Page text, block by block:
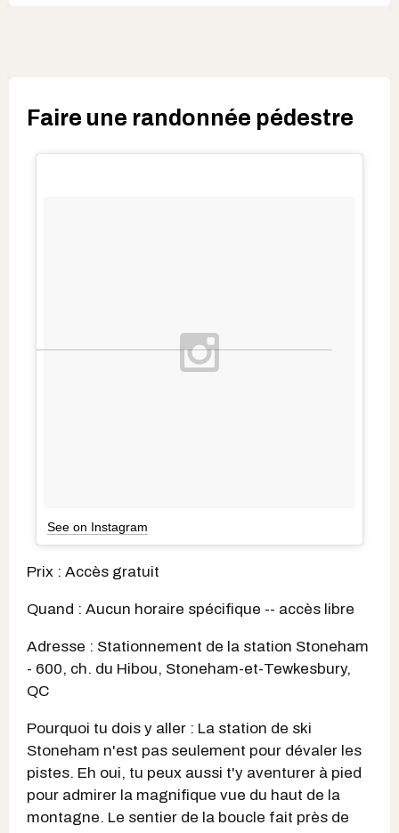
Faire une randonnée pédestre
See on Instagram
Prix : Accès gratuit
Quand : Aucun horaire spécifique -- accès libre
Adresse : Stationnement de la station Stoneham
- 600, ch. du Hibou, Stoneham-et-Tewkesbury,
QC
Pourquoi tu dois y aller : La station de ski
Stoneham n'est pas seulement pour dévaler les
pistes. Eh oui, tu peux aussi t'y aventurer à pied
pour admirer la magnifique vue du haut de la
montagne. Le sentier de la boucle fait près de